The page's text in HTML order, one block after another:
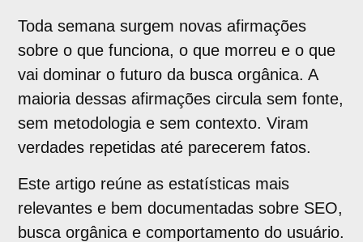
Toda semana surgem novas afirmações
sobre o que funciona, o que morreu e o que
vai dominar o futuro da busca orgânica. A
maioria dessas afirmações circula sem fonte,
sem metodologia e sem contexto. Viram
verdades repetidas até parecerem fatos.
Este artigo reúne as estatísticas mais
relevantes e bem documentadas sobre SEO,
busca orgânica e comportamento do usuário.